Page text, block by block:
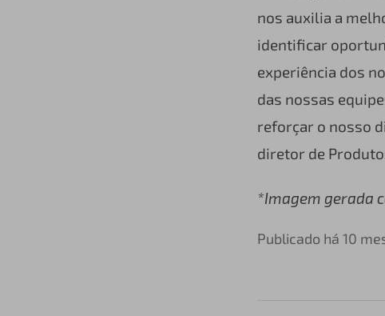
nos auxilia a
identificar
experiência dos
das nossas
reforçar o nosso
diretor de
*Imagem gerada
Publicado há 10